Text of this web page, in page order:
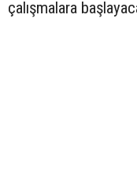
çalışmalara